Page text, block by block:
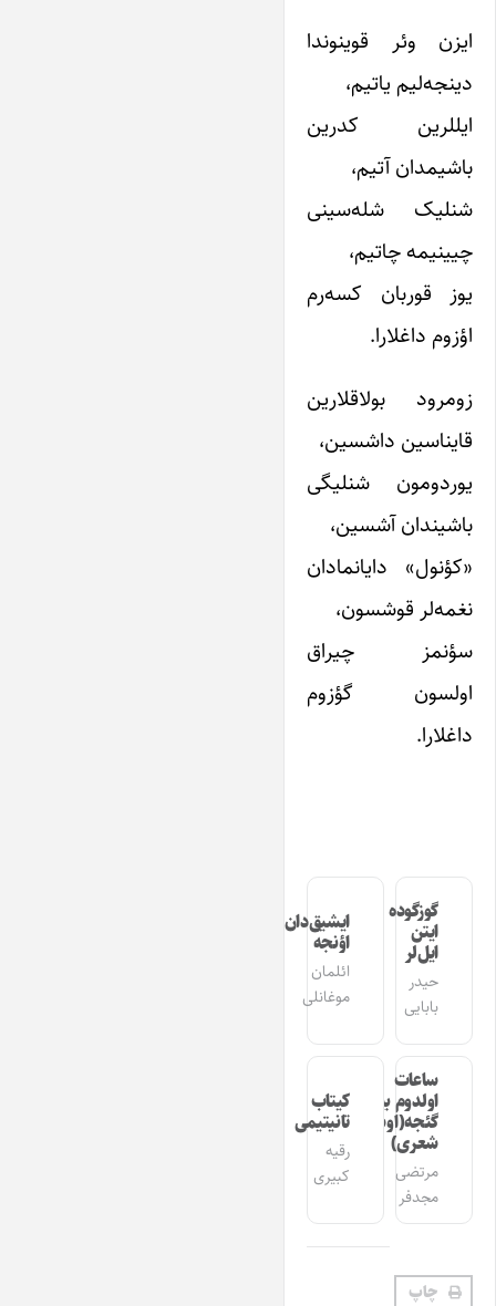
ایزن وئر قوینوندا
دینجه‌لیم یاتیم،
ایللرین کدرین
باشیمدان آتیم،
شنلیک شله‌سینی
چیینیمه چاتیم،
یوز قوربان کسه‌رم
اؤزوم داغلارا.
زومرود بولاقلارین
قایناسین داشسین،
یوردومون شنلیگی
باشیندان آشسین،
«کؤنول» دایانمادان
نغمه‌لر قوشسون،
سؤنمز چیراق
اولسون گؤزوم
داغلارا.
گوزگوده
ایتن
ایل‌لر
حیدر
بابایی
ایشیق‌دان
اؤنجه
ائلمان
موغانلی
ساعات
اولدوم بیر
گئجه(اوشاق
شعری)
مرتضی
مجدفر
کیتاب
تانیتیمی
رقیه
کبیری
چاپ